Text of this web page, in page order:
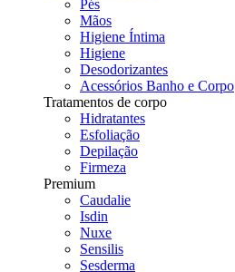
Pés
Mãos
Higiene Íntima
Higiene
Desodorizantes
Acessórios Banho e Corpo
Tratamentos de corpo
Hidratantes
Esfoliação
Depilação
Firmeza
Premium
Caudalie
Isdin
Nuxe
Sensilis
Sesderma